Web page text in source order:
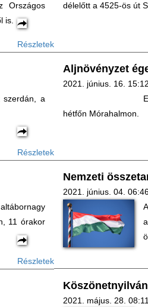
Országos
is.
Részletek
délelőtt a 4525-ös út
szerdán, a
Részletek
Aljnövényzet
2021. június. 16. 15:12
hétfőn Mórahalmon.
11 órakor
Részletek
Nemzeti
2021. június. 04.
2021. május. 28. 08:11